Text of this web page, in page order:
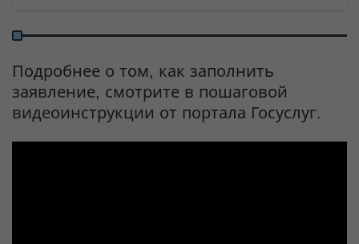
Подробнее о том, как заполнить
заявление, смотрите в пошаговой
видеоинструкции от портала Госуслуг.